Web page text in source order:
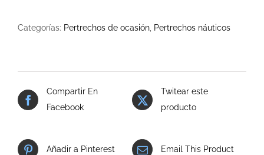
Categorías: Pertrechos de ocasión, Pertrechos náuticos
Compartir En
Facebook
Twitear este
producto
Añadir a Pinterest Email This Product